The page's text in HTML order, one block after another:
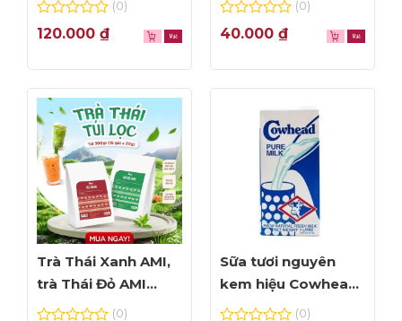
0
out
5
(0)
120.000 ₫
0
out
5
(0)
40.000 ₫
Trà Thái Xanh AMI,
trà Thái Đỏ AMI
thơm ngon, túi lọc
(0)
Sữa tươi nguyên
kem hiệu Cowhead
– hộp 1L
(0)